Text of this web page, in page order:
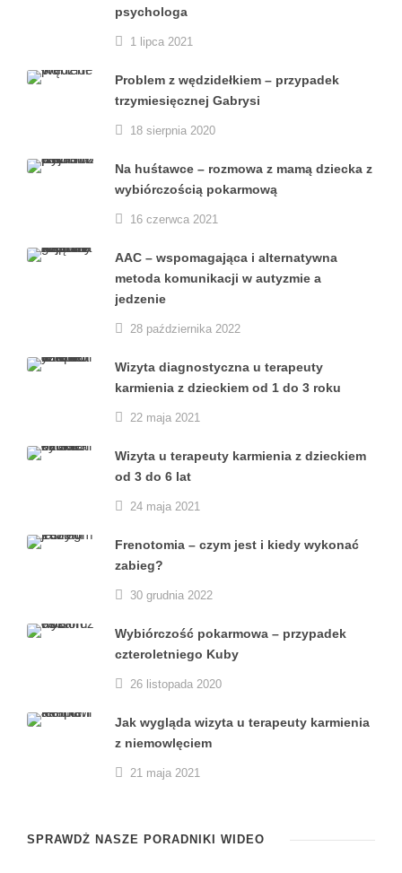
psychologa
1 lipca 2021
Problem z wędzidełkiem – przypadek
trzymiesięcznej Gabrysi
18 sierpnia 2020
Na huśtawce – rozmowa z mamą dziecka z
wybiórczością pokarmową
16 czerwca 2021
AAC – wspomagająca i alternatywna
metoda komunikacji w autyzmie a
jedzenie
28 października 2022
Wizyta diagnostyczna u terapeuty
karmienia z dzieckiem od 1 do 3 roku
22 maja 2021
Wizyta u terapeuty karmienia z dzieckiem
od 3 do 6 lat
24 maja 2021
Frenotomia – czym jest i kiedy wykonać
zabieg?
30 grudnia 2022
Wybiórczość pokarmowa – przypadek
czteroletniego Kuby
26 listopada 2020
Jak wygląda wizyta u terapeuty karmienia
z niemowlęciem
21 maja 2021
SPRAWDŹ NASZE PORADNIKI WIDEO